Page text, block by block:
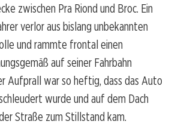
zwischen Pra Riond und Broc. Ein
verlor aus bislang unbekannten
und rammte frontal einen
auf seiner Fahrbahn
Aufprall war so heftig, dass das Auto
wurde und auf dem Dach
Straße zum Stillstand kam.